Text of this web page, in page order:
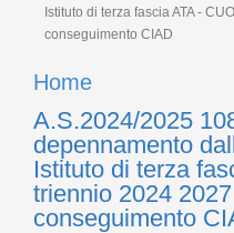
Istituto di terza fascia ATA -
conseguimento CIAD
Home
A.S.2024/2025
depennamento
Istituto di terza
triennio 2024
conseguimento